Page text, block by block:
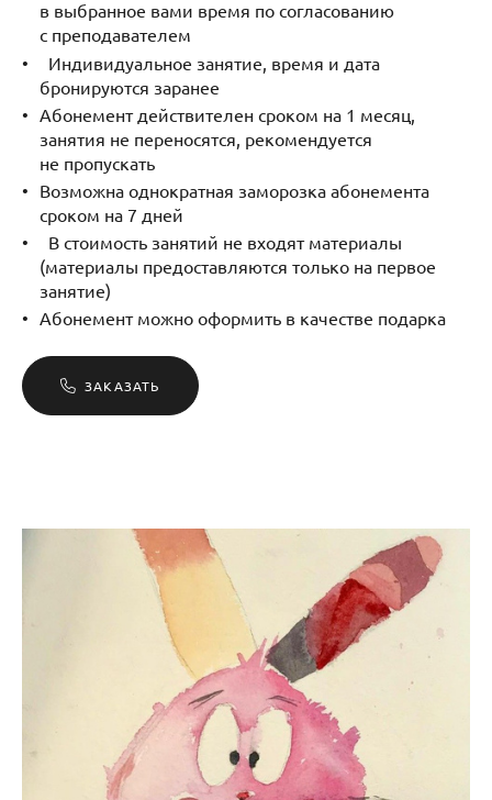
в выбранное вами время по согласованию
с преподавателем
Индивидуальное занятие, время и дата
бронируются заранее
Абонемент действителен сроком на 1 месяц,
занятия не переносятся, рекомендуется
не пропускать
Возможна однократная заморозка абонемента
сроком на 7 дней
В стоимость занятий не входят материалы
(материалы предоставляются только на первое
занятие)
Абонемент можно оформить в качестве подарка
ЗАКАЗАТЬ